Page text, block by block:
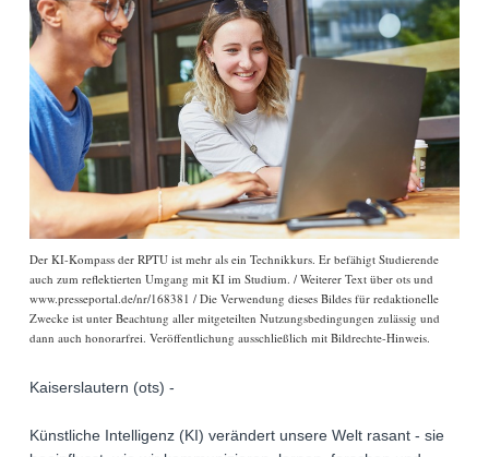
Der KI-Kompass der RPTU ist mehr als ein Technikkurs. Er befähigt Studierende
auch zum reflektierten Umgang mit KI im Studium. / Weiterer Text über ots und
www.presseportal.de/nr/168381 / Die Verwendung dieses Bildes für redaktionelle
Zwecke ist unter Beachtung aller mitgeteilten Nutzungsbedingungen zulässig und
dann auch honorarfrei. Veröffentlichung ausschließlich mit Bildrechte-Hinweis.
Kaiserslautern (ots) -
Künstliche Intelligenz (KI) verändert unsere Welt rasant - sie